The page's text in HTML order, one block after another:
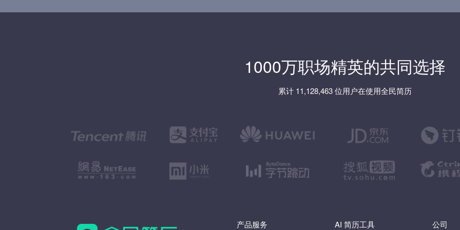
1000万职场精英的共同选择
累计 11,128,463 位用户在使用全民简历
产品服务 AI 简历工具 公司